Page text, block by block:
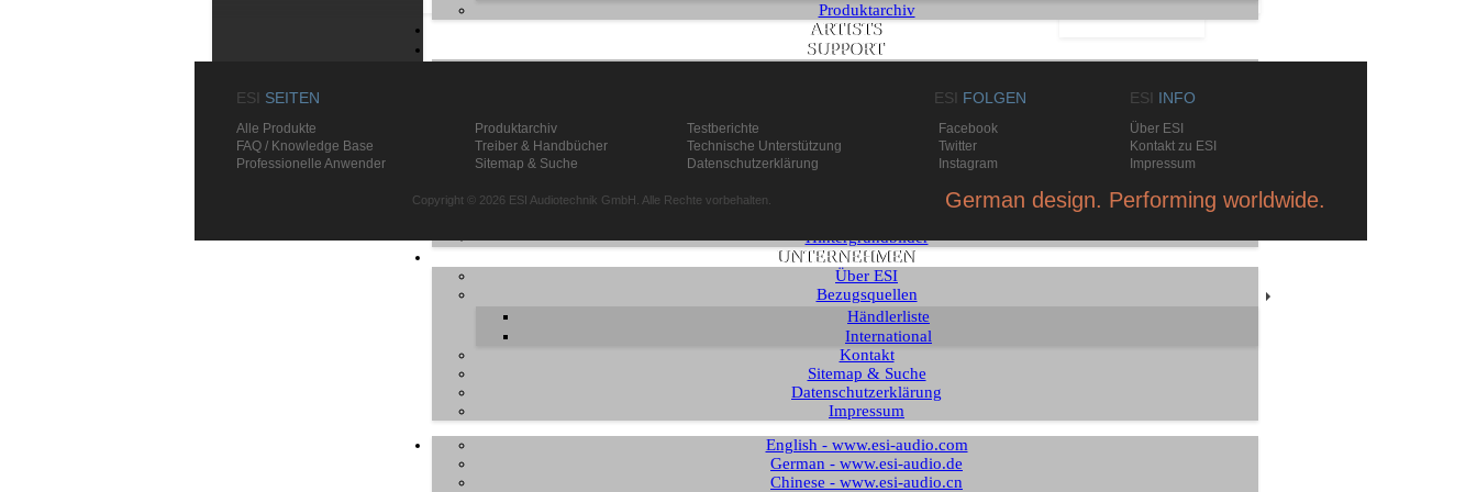
Produktarchiv
ARTISTS
SUPPORT
Testberichte
Hintergrundbilder
UNTERNEHMEN
Über ESI
Bezugsquellen
Händlerliste
International
Kontakt
Sitemap & Suche
Datenschutzerklärung
Impressum
English - www.esi-audio.com
German - www.esi-audio.de
Chinese - www.esi-audio.cn
ESI SEITEN ESI FOLGEN ESI INFO
Alle Produkte Produktarchiv Testberichte Facebook
Über ESI
FAQ / Knowledge Base
Treiber & Handbücher Technische Unterstützung Twitter
Kontakt zu ESI
Professionelle Anwender
Sitemap & Suche Datenschutzerklärung Instagram Impressum
Copyright © 2026 ESI Audiotechnik GmbH. Alle Rechte vorbehalten. German design. Performing worldwide.